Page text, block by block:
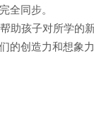
全同步。
助孩子对所学的
的创造力和想象力